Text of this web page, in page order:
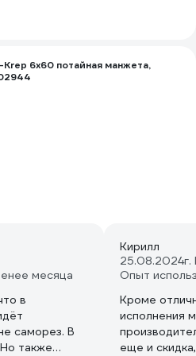
6х60 потайная манжета,
месяца
в
саморез. В
также
Кирилл
25.08.2024
Опыт
Кроме
исполнения
еще и